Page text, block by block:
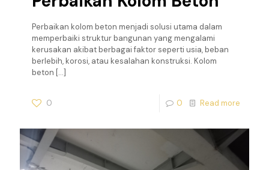
Perbaikan kolom beton menjadi solusi utama dalam
memperbaiki struktur bangunan yang mengalami
kerusakan akibat berbagai faktor seperti usia, beban
berlebih, korosi, atau kesalahan konstruksi. Kolom
beton […]
0 0 Read more